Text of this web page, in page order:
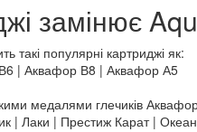
замінює
такі популярні картриджі як:
| Аквафор В8 | Аквафор А5
медалями глечиків
| Лаки | Престиж Карат | Океан